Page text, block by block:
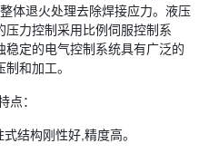
体退火处理去除焊接应力。液压
压力控制采用比例伺服控制系
定的电气控制系统具有广泛的
和加工。
点：
结构刚性好,精度高。